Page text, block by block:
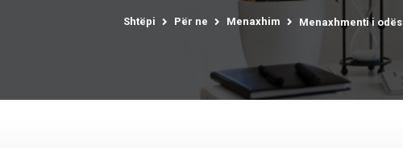
Shtëpi Për ne Menaxhim Menaxhmenti i odës